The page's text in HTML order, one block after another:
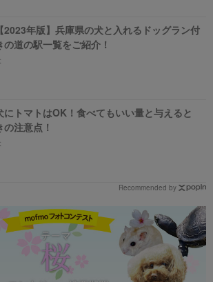
【2023年版】兵庫県の犬と入れるドッグラン付
の道の駅一覧をご紹介！
にトマトはOK！食べてもいい量と与えると
の注意点！
Recommended by